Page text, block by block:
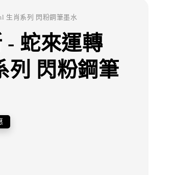
生肖系列 閃粉鋼筆墨水
- 蛇來運轉
列 閃粉鋼筆